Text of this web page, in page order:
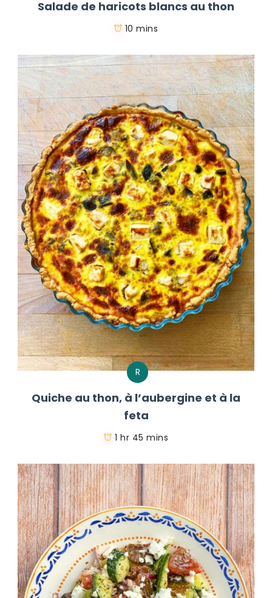
Salade de haricots blancs au thon
10 mins
R
Quiche au thon, à l’aubergine et à la
feta
1 hr 45 mins